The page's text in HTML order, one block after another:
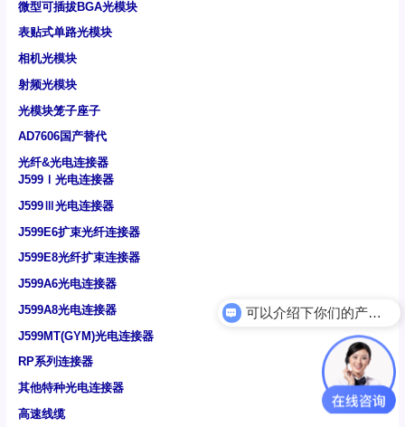
微型可插拔BGA光模块
表贴式单路光模块
相机光模块
射频光模块
光模块笼子座子
AD7606国产替代
光纤&光电连接器
J599Ⅰ光电连接器
J599Ⅲ光电连接器
J599E6扩束光纤连接器
J599E8光纤扩束连接器
J599A6光电连接器
J599A8光电连接器
J599MT(GYM)光电连接器
RP系列连接器
其他特种光电连接器
高速线缆
可以介绍下你们的产品么